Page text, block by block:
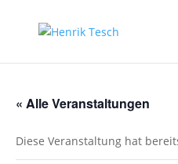
« Alle Veranstaltungen
Diese Veranstaltung hat